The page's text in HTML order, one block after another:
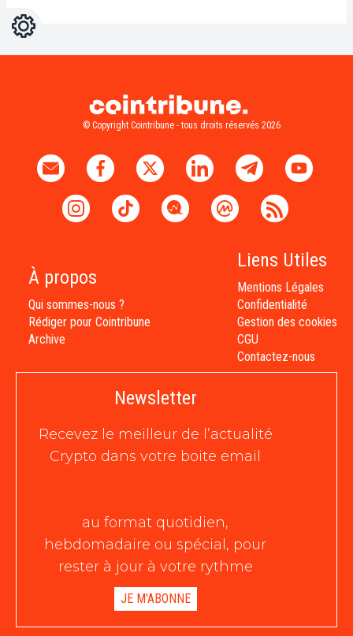
Réglages
© Copyright Cointribune - tous droits réservés 2026
À propos
Qui sommes-nous ?
Rédiger pour Cointribune
Archive
Liens Utiles
Mentions Légales
Confidentialité
Gestion des cookies
CGU
Contactez-nous
Newsletter
Recevez le meilleur de l’actualité
Crypto dans votre boite email
au format quotidien,
hebdomadaire ou spécial, pour
rester à jour à votre rythme
JE M'ABONNE